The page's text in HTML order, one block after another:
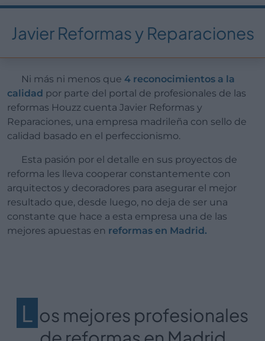
Javier Reformas y Reparaciones
Ni más ni menos que 4 reconocimientos a la
calidad por parte del portal de profesionales de las
reformas Houzz cuenta Javier Reformas y
Reparaciones, una empresa madrileña con sello de
calidad basado en el perfeccionismo.
Esta pasión por el detalle en sus proyectos de
reforma les lleva cooperar constantemente con
arquitectos y decoradores para asegurar el mejor
resultado que, desde luego, no deja de ser una
constante que hace a esta empresa una de las
mejores apuestas en reformas en Madrid.
L os mejores profesionales